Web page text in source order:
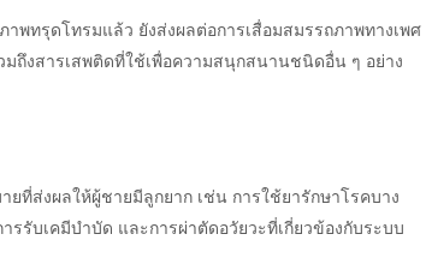
พทรุดโทรมแล้ว ยังส่งผลต่อการเสื่อมสมรรถภาพทางเพศ
ถึงสารเสพติดที่ใช้เพื่อความสนุกสนานชนิดอื่น ๆ อย่าง
ที่ส่งผลให้ผู้ชายมีลูกยาก เช่น การใช้ยารักษาโรคบาง
รับเคมีบำบัด และการผ่าตัดอวัยวะที่เกี่ยวข้องกับระบบ